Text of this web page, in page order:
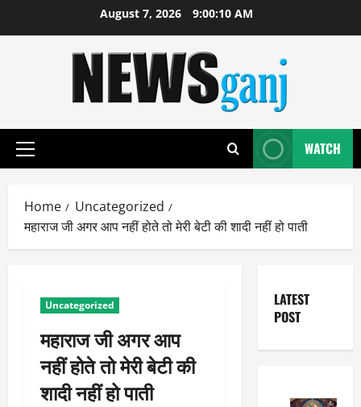
August 7, 2026 9:00:10 AM
Primary
WATCH
Home
Uncategorized
महाराज जी अगर आप नहीं होते तो मेरी बेटी की शादी नहीं हो पाती
Uncategorized
महाराज जी अगर आप
नहीं होते तो मेरी बेटी की
शादी नहीं हो पाती
LATEST
POST